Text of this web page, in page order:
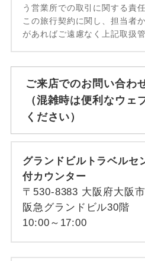
う営業所での取引に関する責任
この旅行契約に関し、担当者
があればご遠慮なく上記取扱
ご来店でのお問い合わ
（混雑時は便利なウェ
ください）
グランドビルトラベルセ
付カウンター
〒530-8383 大阪府大阪
阪急グランドビル30階
10:00～17:00